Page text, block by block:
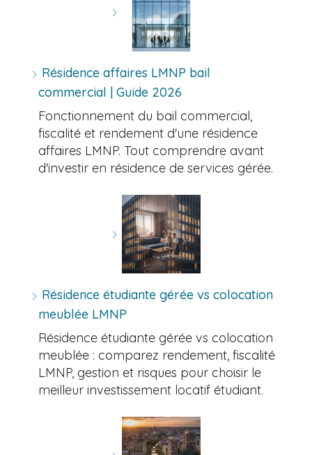
Résidence affaires LMNP bail
commercial | Guide 2026
Fonctionnement du bail commercial,
fiscalité et rendement d'une résidence
affaires LMNP. Tout comprendre avant
d'investir en résidence de services gérée.
Résidence étudiante gérée vs colocation
meublée LMNP
Résidence étudiante gérée vs colocation
meublée : comparez rendement, fiscalité
LMNP, gestion et risques pour choisir le
meilleur investissement locatif étudiant.